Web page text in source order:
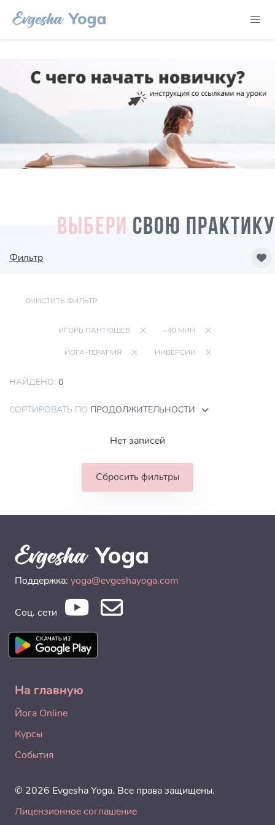
ВЫБЕРИ СВОЮ ПРАКТИКУ
Фильтр
ОЧИСТИТЬ ФИЛЬТР
ИГОРЬ ПАНТЮШЕВ ~40 МИН
ЙОГА-ТЕРАПИЯ ИНВЕРСИИ
НАЙДЕНО: 0
СОРТИРОВАТЬ ПО ПРОДОЛЖИТЕЛЬНОСТИ
Нет записей
Сбросить фильтры
Поддержка: yoga@evgeshayoga.com
Соц. сети
На главную
Йога Online
Курсы
События
© 2026 Evgesha Yoga. Все права защищены.
Лицензионное соглашение